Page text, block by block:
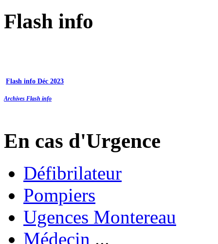
Flash info
Flash info Déc 2023
Archives Flash info
En cas d'Urgence
Défibrilateur
Pompiers
Ugences Montereau
Médecin ...